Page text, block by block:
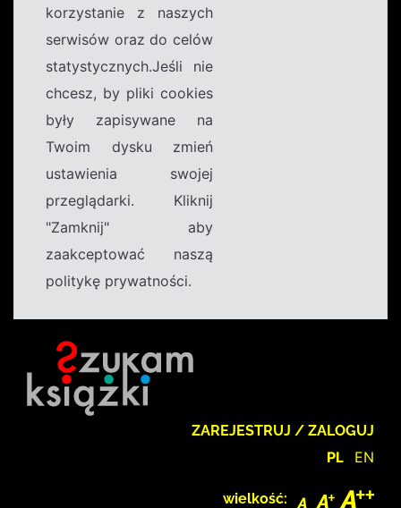
korzystanie z naszych
serwisów oraz do celów
statystycznych.Jeśli nie
chcesz, by pliki cookies
były zapisywane na
Twoim dysku zmień
ustawienia swojej
przeglądarki. Kliknij
"Zamknij" aby
zaakceptować naszą
politykę prywatności.
ZAREJESTRUJ / ZALOGUJ
PL EN
wielkość: